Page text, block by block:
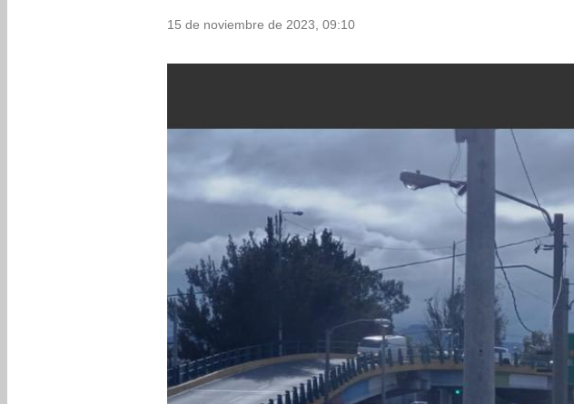
15 de noviembre de 2023, 09:10